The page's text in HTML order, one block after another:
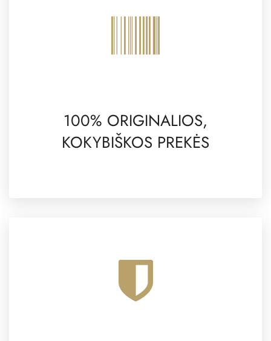
100% ORIGINALIOS,
KOKYBIŠKOS PREKĖS